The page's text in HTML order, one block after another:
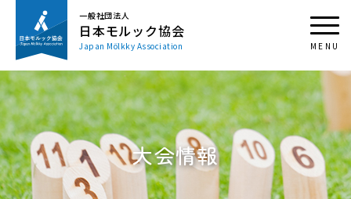
一般社団法人
日本モルック協会
Japan Mölkky Association
大会情報